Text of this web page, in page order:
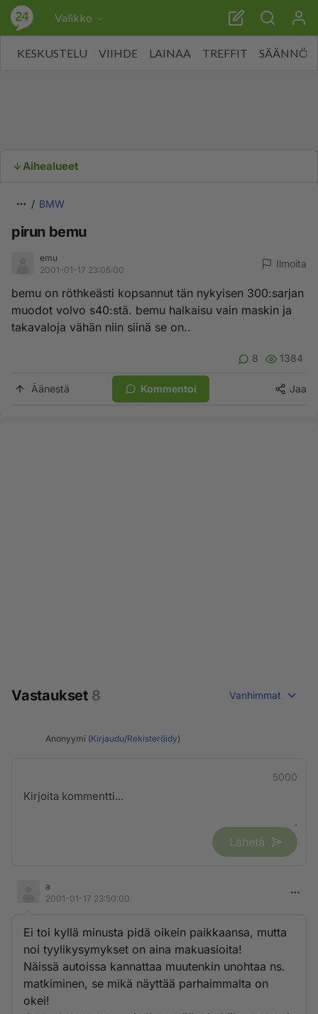
Valikko
KESKUSTELU VIIHDE LAINAA TREFFIT SÄÄNNÖT
Aihealueet
BMW
pirun bemu
emu
2001-01-17 23:05:00
Ilmoita
bemu on röthkeästi kopsannut tän nykyisen 300:sarjan
muodot volvo s40:stä. bemu halkaisu vain maskin ja
takavaloja vähän niin siinä se on..
8 1384
Äänestä Kommentoi Jaa
Vastaukset 8 Vanhimmat
Anonyymi (Kirjaudu/Rekisteröidy)
5000
Lähetä
a
2001-01-17 23:50:00
Ei toi kyllä minusta pidä oikein paikkaansa, mutta
noi tyylikysymykset on aina makuasioita!
Näissä autoissa kannattaa muutenkin unohtaa ns.
matkiminen, se mikä näyttää parhaimmalta on
okei!